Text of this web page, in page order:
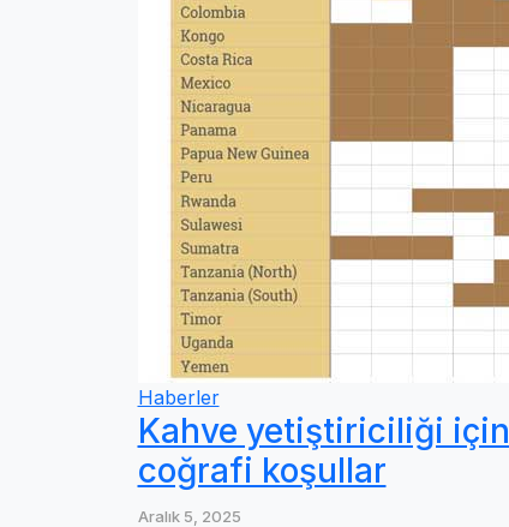
Haberler
Kahve yetiştiriciliği için
coğrafi koşullar
Aralık 5, 2025